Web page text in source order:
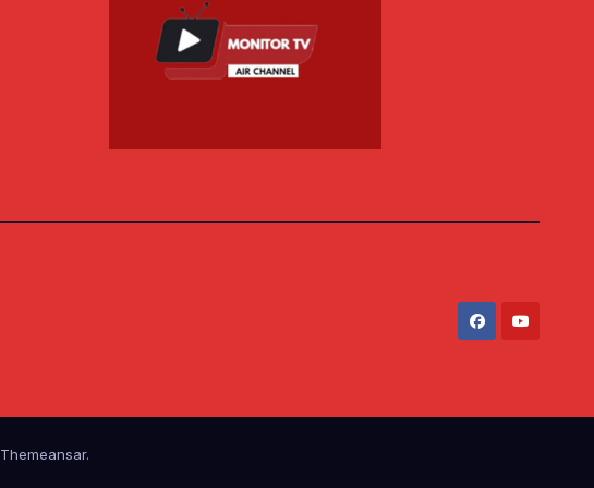
Themeansar.